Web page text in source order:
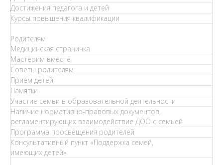
Достижения педагога и детей
Курсы повышения квалификации
Родителям
Медицинская страничка
Мастерим вместе
Советы родителям
Прием детей
Памятки
Участие семьи в образовательной деятельности
Наличие нормативно-правовых документов,
регламентирующих взаимодействие ДОО с семьей
Программа просвещения родителей
Консультативный пункт «Поддержка семей,
имеющих детей»